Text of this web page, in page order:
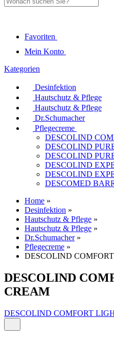
Favoriten
Mein Konto
Kategorien
Desinfektion
Hautschutz & Pflege
Hautschutz & Pflege
Dr.Schumacher
Pflegecreme
DESCOLIND
DESCOLIND
DESCOLIND
DESCOLIND
DESCOLIND
DESCOMED
Home »
Desinfektion »
Hautschutz & Pflege »
Hautschutz & Pflege »
Dr.Schumacher »
Pflegecreme »
DESCOLIND
DESCOLIND
CREAM
DESCOLIND COMFORT